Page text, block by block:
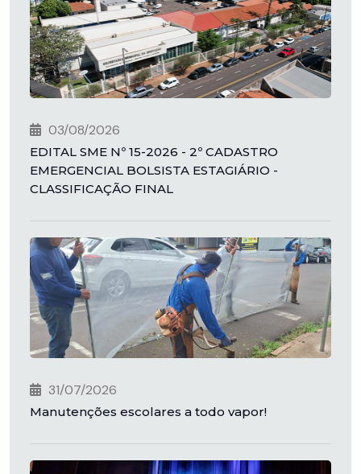
03/08/2026
EDITAL SME Nº 15-2026 - 2º CADASTRO
EMERGENCIAL BOLSISTA ESTAGIÁRIO -
CLASSIFICAÇÃO FINAL
31/07/2026
Manutenções escolares a todo vapor!